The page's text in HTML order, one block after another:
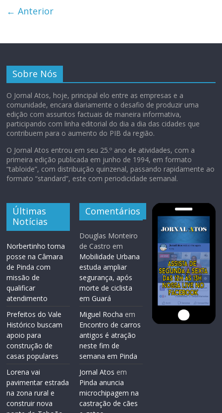
← Anterior
Sobre Nós
O Jornal Atos, hoje, principal elo entre as empresas e a
comunidade, encara diariamente o desafio de produzir uma
edição com assuntos factuais de maneira informativa,
participando com linha editorial do dia a dia das cidades que
contribuem para o aumento do PIB da região.
O Jornal Atos entrou em seu 25.º ano de atividades, com a
primeira edição publicada em junho de 1994, em formato
“tabloide”, com distribuição quinzenal, passando rapidamente ao
formato “standard”, este com periodicidade semanal.
Últimas
Notícias
Norbertinho toma
posse na Câmara
de Pinda com
missão de
qualificar
atendimento
Prefeitos do Vale
Histórico buscam
apoio para
construção de
casas populares
Lorena vai
pavimentar estrada
na zona rural e
construir nova
Comentários
Douglas Monteiro
de Castro em
Mobilidade Urbana
estuda ampliar
segurança, após
morte de ciclista
em Guará
Miguel Rocha em
Encontro de carros
antigos é atração
neste fim de
semana em Pinda
Jornal Atos em
Pinda anuncia
microchipagem na
castração de cães